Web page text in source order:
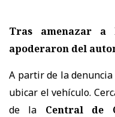
Tras amenazar
apoderaron del
A partir de la
ubicar el vehículo.
de la Central de